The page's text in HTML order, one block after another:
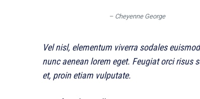
– Cheyenne George
Vel nisl, elementum viverra sodales
nunc aenean lorem eget. Feugiat orci risus
et, proin etiam vulputate.